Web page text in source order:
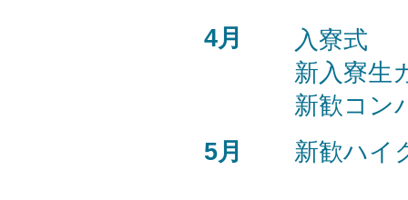
4月
5月
入寮式
新入寮生
新歓コン
新歓ハイ